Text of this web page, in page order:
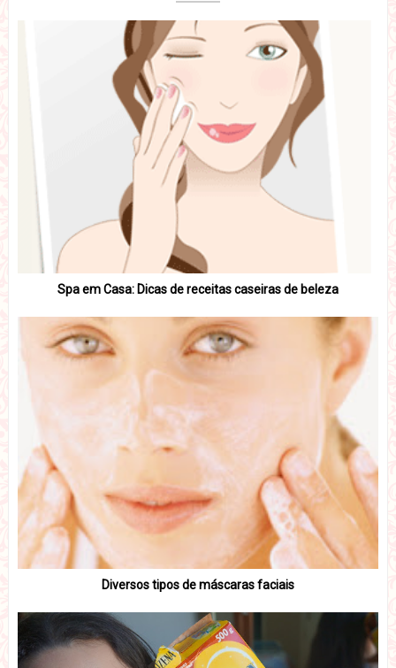
Spa em Casa: Dicas de receitas caseiras de beleza
Diversos tipos de máscaras faciais